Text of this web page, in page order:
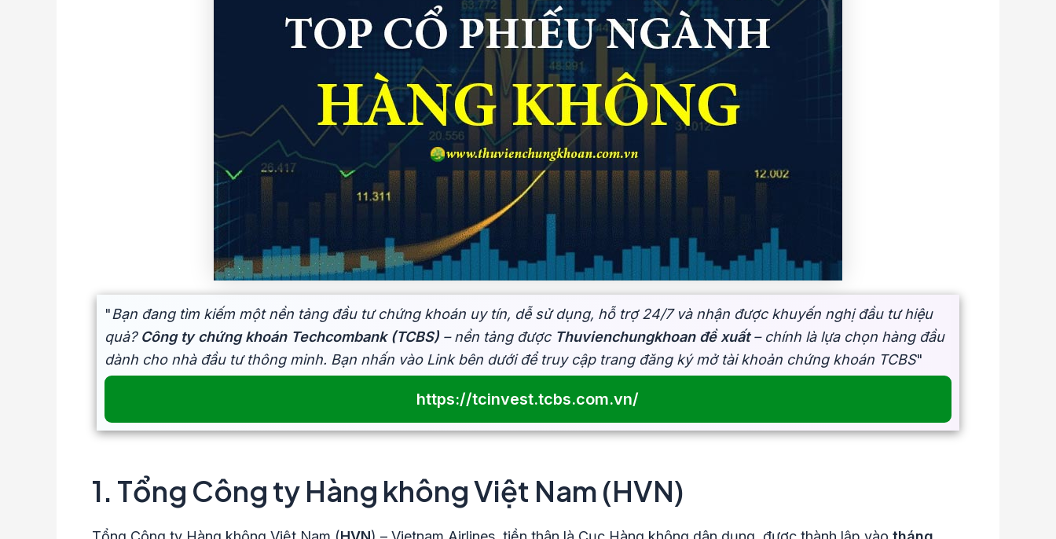
"Bạn đang tìm kiếm một nền tảng đầu tư chứng khoán uy tín, dễ sử dụng, hỗ trợ 24/7 và nhận được khuyến nghị đầu tư hiệu
quả? Công ty chứng khoán Techcombank (TCBS)– nền tảng được Thuvienchungkhoan đề xuất– chính là lựa chọn hàng đầu
dành cho nhà đầu tư thông minh. Bạn nhấn vào Link bên dưới để truy cập trang đăng ký mở tài khoản chứng khoán TCBS"
https://tcinvest.tcbs.com.vn/
1. Tổng Công ty Hàng không Việt Nam (HVN)